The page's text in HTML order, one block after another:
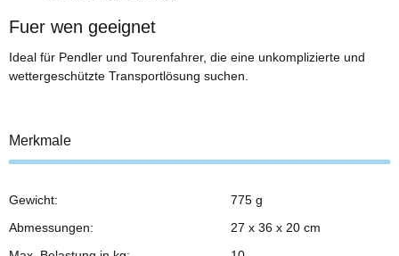
Fuer wen geeignet
Ideal für Pendler und Tourenfahrer, die eine unkomplizierte und
wettergeschützte Transportlösung suchen.
Merkmale
Gewicht:
775 g
Abmessungen:
27 x 36 x 20 cm